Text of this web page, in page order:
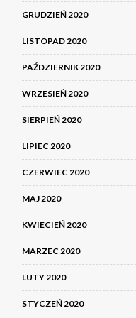
GRUDZIEŃ 2020
LISTOPAD 2020
PAŹDZIERNIK 2020
WRZESIEŃ 2020
SIERPIEŃ 2020
LIPIEC 2020
CZERWIEC 2020
MAJ 2020
KWIECIEŃ 2020
MARZEC 2020
LUTY 2020
STYCZEŃ 2020